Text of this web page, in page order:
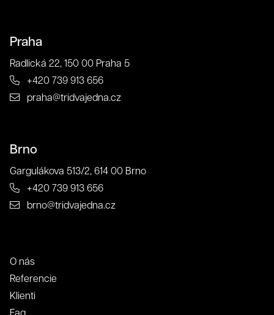
Praha
Radlická 22, 150 00 Praha 5
+420 739 913 656
praha@tridvajedna.cz
Brno
Gargulákova 513/2, 614 00 Brno
+420 739 913 656
brno@tridvajedna.cz
O nás
Referencie
Klienti
Faq